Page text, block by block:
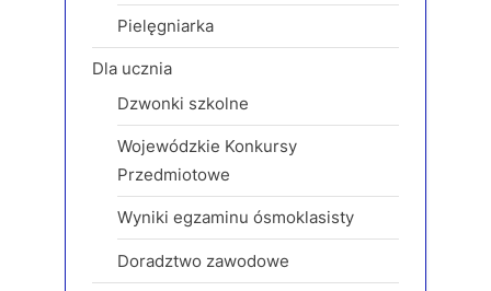
Pielęgniarka
Dla ucznia
Dzwonki szkolne
Wojewódzkie Konkursy
Przedmiotowe
Wyniki egzaminu ósmoklasisty
Doradztwo zawodowe